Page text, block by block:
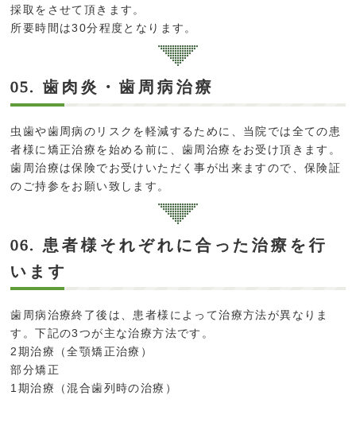
採取をさせて頂きます。
所要時間は30分程度となります。
05. 歯肉炎・歯周病治療
虫歯や歯周病のリスクを軽減するために、当院では全ての患
者様に矯正治療を始める前に、歯周治療をお受け頂きます。
歯周治療は保険でお受けいただく事が出来ますので、保険証
のご持参をお願い致します。
06.
患者様それぞれに合った治療を行
います
歯周病治療終了後は、患者様によって治療方法が異なりま
す。下記の3つが主な治療方法です。
2期治療（全顎矯正治療）
部分矯正
1期治療（混合歯列時の治療）